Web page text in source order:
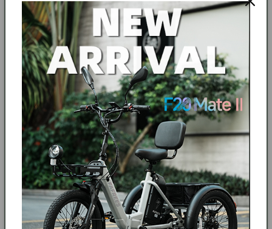
MEER INFORMATIE
VERGELIJK VERKRIJGBAAR IN EU
UITVERKOOP
GRATIS
CADEAU